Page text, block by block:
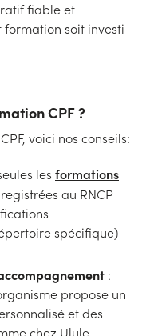
fiable et
soit investi
CPF ?
voici nos conseils:
les formations
au RNCP
spécifique)
:
propose un
et des
chez Ulule.